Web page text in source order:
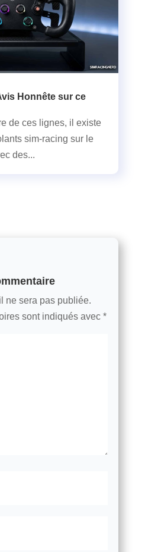
Honnête sur ce
de ces lignes, il existe
sim-racing sur le
des...
ne sera pas publiée.
sont indiqués avec *